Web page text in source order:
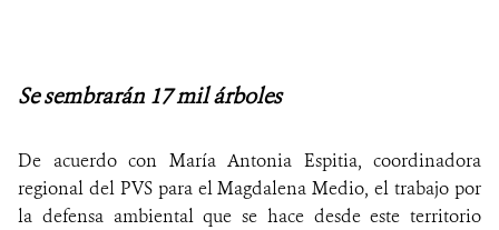
Se sembrarán 17 mil árboles
De acuerdo con María Antonia Espitia, coordinadora
regional del PVS para el Magdalena Medio, el trabajo por
la defensa ambiental que se hace desde este territorio